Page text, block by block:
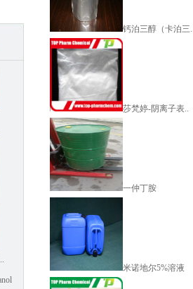
钙泊三醇（卡泊三
莎梵婷-阴离子表..
一仲丁胺
米诺地尔5%溶液